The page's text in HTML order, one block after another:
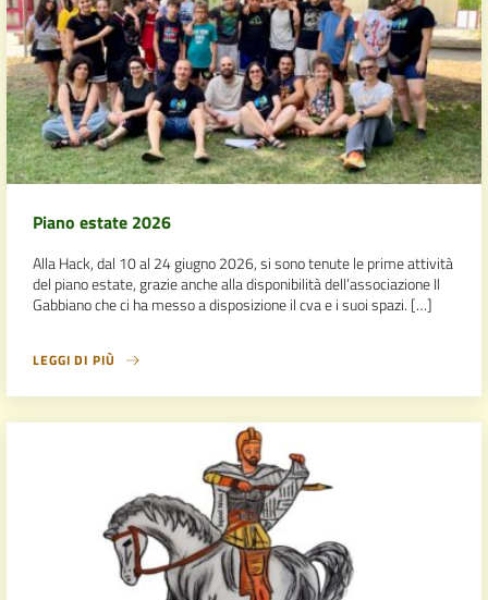
Piano estate 2026
Alla Hack, dal 10 al 24 giugno 2026, si sono tenute le prime attività
del piano estate, grazie anche alla disponibilità dell’associazione Il
Gabbiano che ci ha messo a disposizione il cva e i suoi spazi. […]
LEGGI DI PIÙ